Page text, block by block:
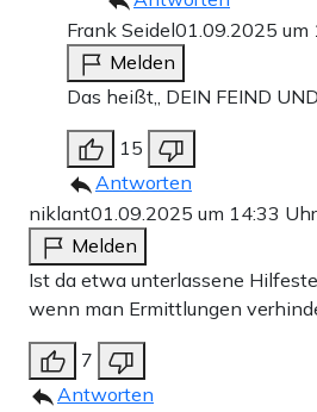
Frank Seidel01.09.2025 um
Melden
Das heißt,, DEIN FEIND
15
Antworten
niklant01.09.2025 um 14:33 Uhr
Melden
Ist da etwa unterlassene
wenn man Ermittlungen
7
Antworten